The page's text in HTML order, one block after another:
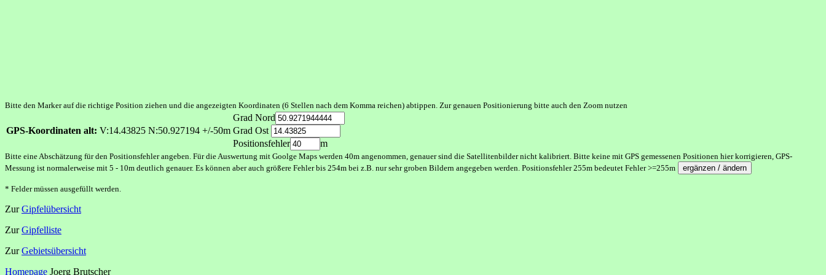
Bitte den Marker auf die richtige Position ziehen und die angezeigten Koordinaten (6 Stellen nach dem Komma reichen) abtippen. Zur genauen Positionierung bitte auch den Zoom nutzen
GPS-Koordinaten alt: V:14.43825 N:50.927194 +/-50m
Grad Nord
Grad Ost
Positionsfehler
m
Bitte eine Abschätzung für den Positionsfehler angeben. Für die Auswertung mit Goolge Maps werden 40m angenommen, genauer sind die Satellitenbilder nicht kalibriert. Bitte keine mit GPS gemessenen Positionen hier korrigieren, GPS-
Messung ist normalerweise mit 5 - 10m deutlich genauer. Es können aber auch größere Fehler bis 254m bei z.B. nur sehr groben Bildern angegeben werden. Positionsfehler 255m bedeutet Fehler >=255m
* Felder müssen ausgefüllt werden.
ZurGipfelübersicht
ZurGipfelliste
ZurGebietsübersicht
Homepage Joerg Brutscher